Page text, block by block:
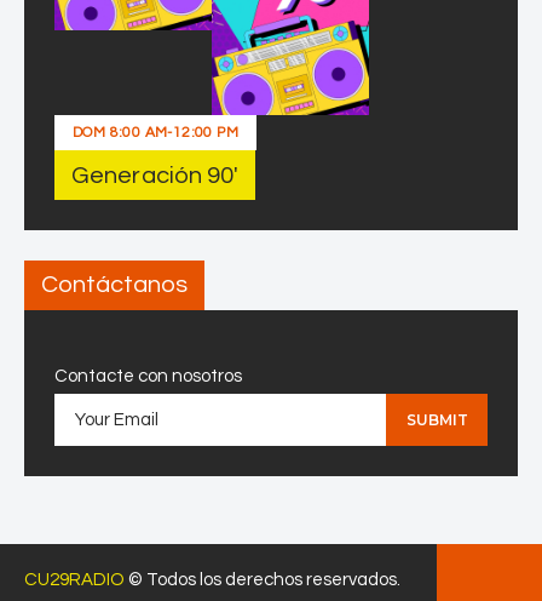
DOM 8:00 AM-12:00 PM
Generación 90′
Contáctanos
Contacte con nosotros
CU29RADIO © Todos los derechos reservados.